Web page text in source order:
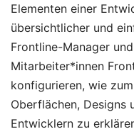
Elementen einer
übersichtlicher und
Frontline-Manager
Mitarbeiter*innen
konfigurieren, wie
Oberflächen, Designs
Entwicklern zu